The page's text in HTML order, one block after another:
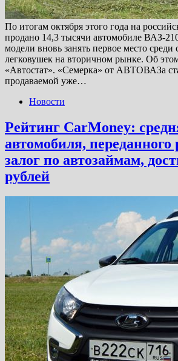
По итогам октября этого года на
продано 14,3 тысячи автомобиле ВАЗ-
модели вновь занять первое место
легковушек на вторичном рынке. Об
«Автостат». «Семерка» от АВТОВАЗа
продаваемой уже…
Новости
Рейтинг CarMoney:
автомобиля,
залог по автозаймам,
рублей